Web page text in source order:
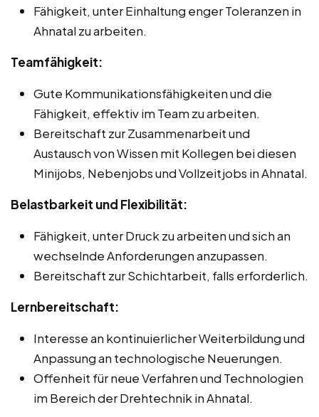
Fähigkeit, unter Einhaltung enger Toleranzen in
Ahnatal zu arbeiten.
Teamfähigkeit:
Gute Kommunikationsfähigkeiten und die
Fähigkeit, effektiv im Team zu arbeiten.
Bereitschaft zur Zusammenarbeit und
Austausch von Wissen mit Kollegen bei diesen
Minijobs, Nebenjobs und Vollzeitjobs in Ahnatal.
Belastbarkeit und Flexibilität:
Fähigkeit, unter Druck zu arbeiten und sich an
wechselnde Anforderungen anzupassen.
Bereitschaft zur Schichtarbeit, falls erforderlich.
Lernbereitschaft:
Interesse an kontinuierlicher Weiterbildung und
Anpassung an technologische Neuerungen.
Offenheit für neue Verfahren und Technologien
im Bereich der Drehtechnik in Ahnatal.